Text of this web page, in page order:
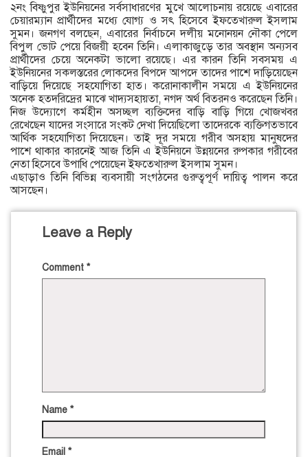
২নং বিষ্ণুপুর ইউনিয়নের সর্বসাধারণের মুখে আলোচনায় রয়েছে এবারের
চেয়ারম্যান প্রার্থীদের মধ্যে যোগ্য ও সৎ হিসেবে ইফতেখারুল ইসলাম
সুমন। জনগণ বলছেন, এবারের নির্বাচনে দলীয় মনোনয়ন নৌকা পেলে
বিপুল ভোট পেয়ে বিজয়ী হবেন তিনি। এলাকাজুড়ে তার অবস্থান অন্যসব
প্রার্থীদের চেয়ে অনেকটা ভালো রয়েছে। এর কারন তিনি সবসময় এ
ইউনিয়নের সকলস্তরের লোকদের বিপদে আপদে তাদের পাশে দাড়িয়েছেন
বাড়িয়ে দিয়েছে সহযোগিতা হাত। করোনাকালীন সময়ে এ ইউনিয়নের
অনেক হতদরিদ্রের মাঝে খাদ্যসহায়তা, নগদ অর্থ বিতরনও করেছেন তিনি।
নিজ উদ্যোগে কর্মহীন অসচ্ছল ব্যক্তিদের বাড়ি বাড়ি গিয়ে খোজখবর
রেখেছেন যাদের সংসারে সংকট দেখা দিয়েছিলো তাদেরকে ব্যক্তিগতভাবে
আর্থিক সহযোগিতা দিয়েছেন। তাই দূর সময়ে গরীব অসহায় মানুষদের
পাশে থাকার কারনেই আজ তিনি এ ইউনিয়নে উন্নয়নের রুপকার গরীবের
নেতা হিসেবে উপাধি পেয়েছেন ইফতেখারুল ইসলাম সুমন।
এছাড়াও তিনি বিভিন্ন ব্যবসায়ী সংগঠনের গুরুত্বপূর্ণ দায়িত্ব পালন করে
আসছেন।
Leave a Reply
Comment *
Name *
Email *